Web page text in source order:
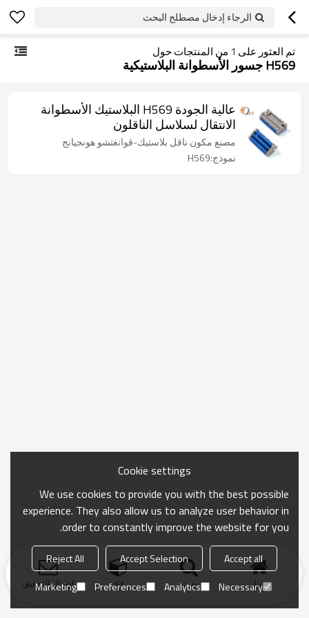
الرجاء إدخال مصطلح البحث
تم العثور على 1 من المنتجات حول
H569 جسور الأسطوانة البلاستيكية
عالية الجودة H569 البلاستيك الأسطوانة
الانتقال لسلاسل الناقلون
مصنع مكون ناقل بلاستيك-قوانغتشو هونجيانج
نموذج:H569
منزل بحث فئة ارسال التحقيق
Cookie settings
We use cookies to provide you with the best possible
experience. They also allow us to analyze user behavior in
order to constantly improve the website for you.
Accept all
Accept Selection
Reject All
Necessary
Analytics
Preferences
Marketing